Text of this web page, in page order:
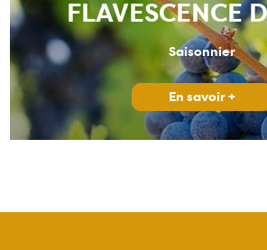
FLAVESCENCE
Saisonnier
En savoir +